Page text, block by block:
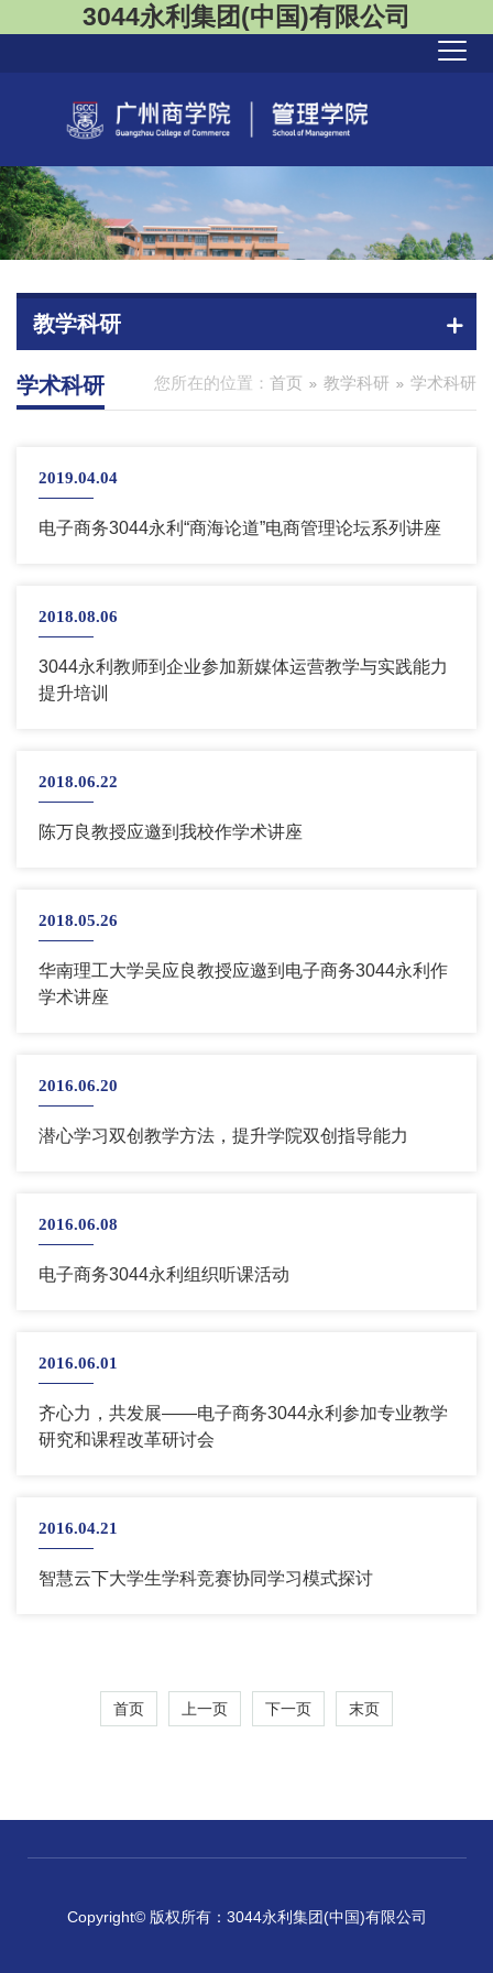
3044永利集团(中国)有限公司
教学科研
您所在的位置： 首页 教学科研 学术科研
学术科研
2019.04.04
电子商务3044永利“商海论道”电商管理论坛系列讲座
2018.08.06
3044永利教师到企业参加新媒体运营教学与实践能力
提升培训
2018.06.22
陈万良教授应邀到我校作学术讲座
2018.05.26
华南理工大学吴应良教授应邀到电子商务3044永利作
学术讲座
2016.06.20
潜心学习双创教学方法，提升学院双创指导能力
2016.06.08
电子商务3044永利组织听课活动
2016.06.01
齐心力，共发展——电子商务3044永利参加专业教学
研究和课程改革研讨会
2016.04.21
智慧云下大学生学科竞赛协同学习模式探讨
首页 上一页 下一页 末页
Copyright© 版权所有：3044永利集团(中国)有限公司